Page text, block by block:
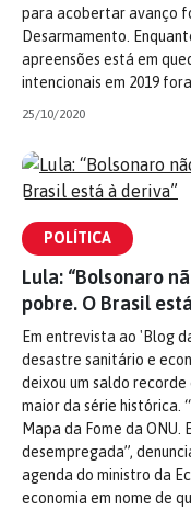
para acobertar avanço
Desarmamento.
apreensões está em
intencionais em 2019
25/10/2020
POLÍTICA
Lula: “Bolsonaro
pobre. O Brasil
Em entrevista ao 'Blog
desastre sanitário e
deixou um saldo recorde
maior da série histórica.
Mapa da Fome da
desempregada”,
agenda do ministro da
economia em nome de